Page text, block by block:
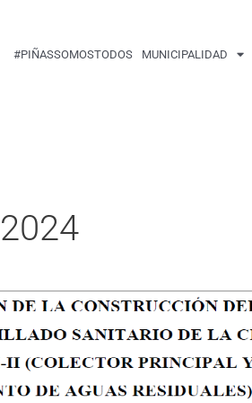
#PIÑASSOMOSTODOS MUNICIPALIDAD